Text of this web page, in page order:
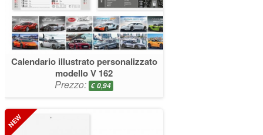
Calendario illustrato personalizzato
modello V 162
Prezzo: €0,94